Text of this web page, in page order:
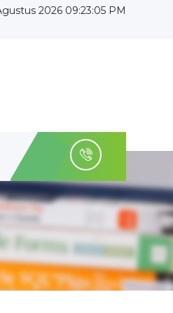
2026 09:23:06 PM